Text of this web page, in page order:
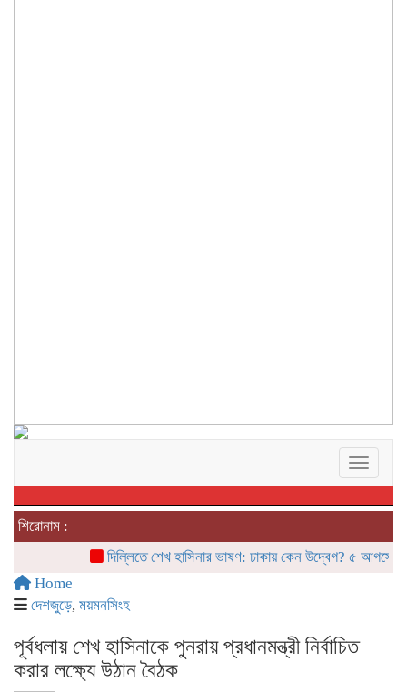
শিরোনাম :
দিল্লিতে শেখ হাসিনার ভাষণ: ঢাকায় কেন উদ্বেগ? ৫ আগস্টের
Home
দেশজুড়ে, ময়মনসিংহ
পূর্বধলায় শেখ হাসিনাকে পুনরায় প্রধানমন্ত্রী নির্বাচিত
করার লক্ষ্যে উঠান বৈঠক